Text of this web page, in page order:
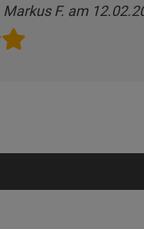
Markus F. am